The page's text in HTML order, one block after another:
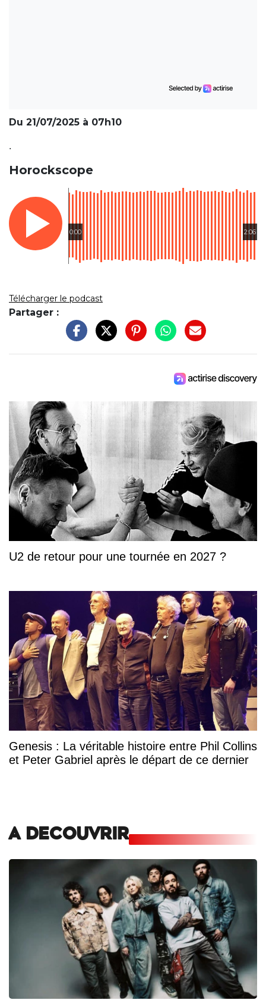
Du 21/07/2025 à 07h10
.
Horockscope
0:00 2:06
Télécharger le podcast
Partager :
U2 de retour pour une tournée en 2027 ?
Genesis : La véritable histoire entre Phil Collins
et Peter Gabriel après le départ de ce dernier
A DECOUVRIR